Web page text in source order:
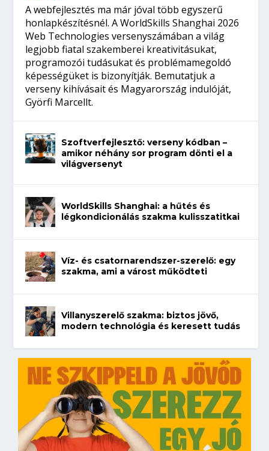
A webfejlesztés ma már jóval több egyszerű
honlapkészítésnél. A WorldSkills Shanghai 2026
Web Technologies versenyszámában a világ
legjobb fiatal szakemberei kreativitásukat,
programozói tudásukat és problémamegoldó
képességüket is bizonyítják. Bemutatjuk a
verseny kihívásait és Magyarország indulóját,
Györfi Marcellt.
Szoftverfejlesztő: verseny kódban –
amikor néhány sor program dönti el a
világversenyt
WorldSkills Shanghai: a hűtés és
légkondicionálás szakma kulisszatitkai
Víz- és csatornarendszer-szerelő: egy
szakma, ami a várost működteti
Villanyszerelő szakma: biztos jövő,
modern technológia és keresett tudás